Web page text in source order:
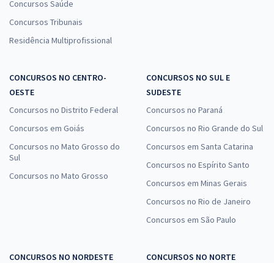
Concursos Saúde
Concursos Tribunais
Residência Multiprofissional
CONCURSOS NO CENTRO-
OESTE
Concursos no Distrito Federal
Concursos em Goiás
Concursos no Mato Grosso do
Sul
Concursos no Mato Grosso
CONCURSOS NO SUL E
SUDESTE
Concursos no Paraná
Concursos no Rio Grande do Sul
Concursos em Santa Catarina
Concursos no Espírito Santo
Concursos em Minas Gerais
Concursos no Rio de Janeiro
Concursos em São Paulo
CONCURSOS NO NORDESTE
CONCURSOS NO NORTE